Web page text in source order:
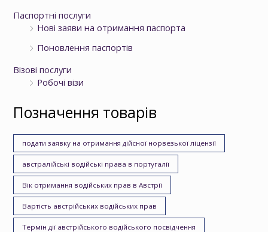
Паспортні послуги
Нові заяви на отримання паспорта
Поновлення паспортів
Візові послуги
Робочі візи
Позначення товарів
подати заявку на отримання дійсної норвезької ліцензії
австралійські водійські права в португалії
Вік отримання водійських прав в Австрії
Вартість австрійських водійських прав
Термін дії австрійського водійського посвідчення